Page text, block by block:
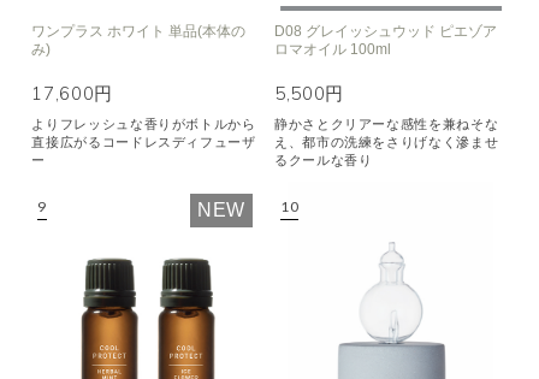
ワンプラス ホワイト 単品(本体の
み)
17,600円
よりフレッシュな香りがボトルから
直接広がるコードレスディフューザ
ー
D08 グレイッシュウッド ピエゾア
ロマオイル 100ml
5,500円
静かさとクリアーな感性を兼ねそな
え、都市の洗練をさりげなく滲ませ
るクールな香り
NEW